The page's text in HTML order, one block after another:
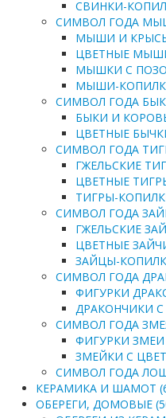
СВИНКИ-
СИМВОЛ ГОДА
МЫШИ И КРЫСЫ
ЦВЕТНЫЕ
МЫШКИ С
МЫШИ-
СИМВОЛ ГОДА
БЫКИ И
ЦВЕТНЫЕ
СИМВОЛ ГОДА
ГЖЕЛЬСКИЕ
ЦВЕТНЫЕ
ТИГРЫ-
СИМВОЛ ГОДА
ГЖЕЛЬСКИЕ
ЦВЕТНЫЕ
ЗАЙЦЫ-
СИМВОЛ ГОДА
ФИГУРКИ
ДРАКОНЧИКИ
СИМВОЛ ГОДА
ФИГУРКИ ЗМЕИ
ЗМЕЙКИ С
СИМВОЛ ГОДА
КЕРАМИКА И ШАМОТ
ОБЕРЕГИ, ДОМОВЫЕ